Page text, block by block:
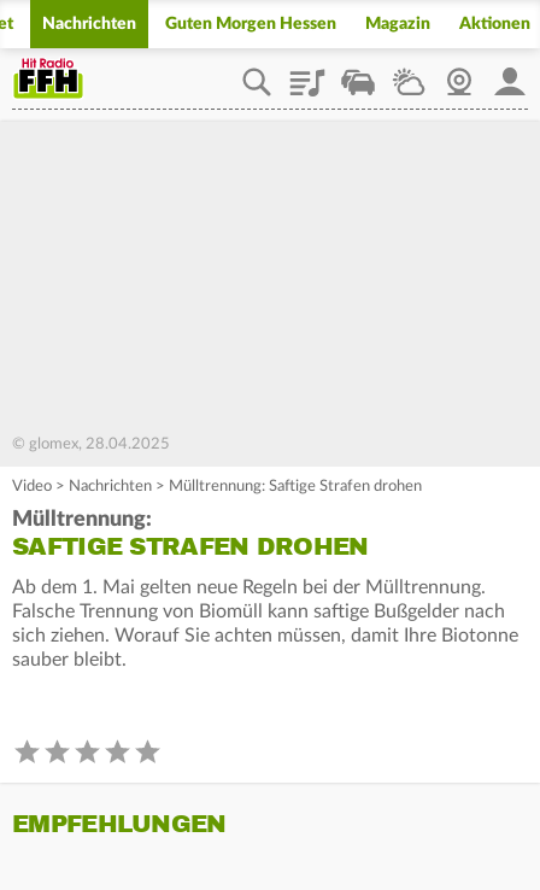
Nachrichten Guten Morgen Hessen Magazin Aktionen
PlaylistStaupilotWetterWebcam
© glomex, 28.04.2025
Video > Nachrichten > Mülltrennung: Saftige Strafen drohen
Mülltrennung:
SAFTIGE STRAFEN DROHEN
Ab dem 1. Mai gelten neue Regeln bei der Mülltrennung.
Falsche Trennung von Biomüll kann saftige Bußgelder nach
sich ziehen. Worauf Sie achten müssen, damit Ihre Biotonne
sauber bleibt.
EMPFEHLUNGEN